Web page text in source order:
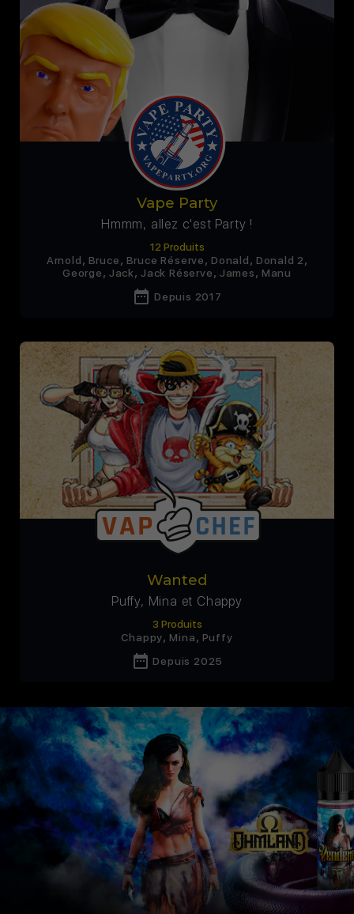
Vape Party
Hmmm, allez c'est Party !
12 Produits
Arnold, Bruce, Bruce Réserve, Donald, Donald 2,
George, Jack,Jack Réserve, James, Manu
date_range Depuis 2017
Wanted
Puffy, Mina et Chappy
3 Produits
Chappy, Mina, Puffy
date_range Depuis 2025